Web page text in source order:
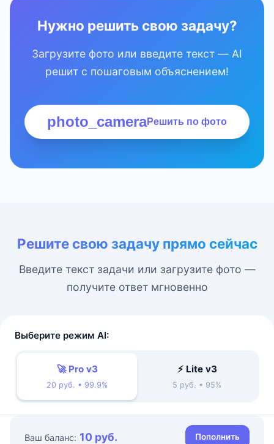
Нужно решить свою задачу?
Загрузите фото или введите текст — AI
решит с пошаговым объяснением!
photo_cameraРешить по фото
Решите свою задачу прямо сейчас
Введите текст задачи или загрузите фото —
получите ответ мгновенно
Выберите режим AI:
🚀 Pro v3
20 руб. • 99.9%
⚡ Lite v3
5 руб. • 95%
Ваш баланс: 10 руб. Пополнить